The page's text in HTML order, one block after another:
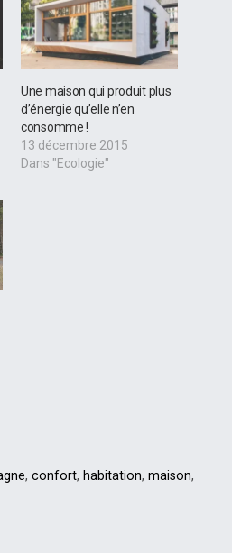
Une maison qui produit plus
d’énergie qu’elle n’en
consomme !
13 décembre 2015
Dans "Ecologie"
, confort, habitation, maison,